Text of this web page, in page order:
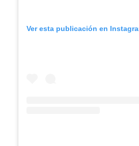
Ver esta publicación en